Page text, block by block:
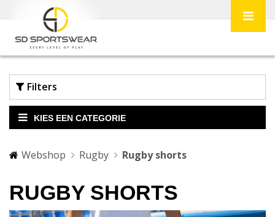
Filters
KIES EEN CATEGORIE
Webshop Rugby Rugby shorts
RUGBY SHORTS